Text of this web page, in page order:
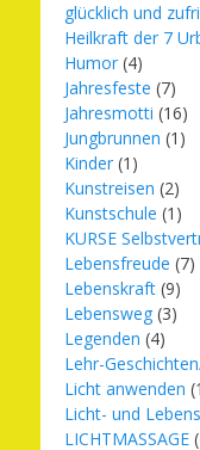
glücklich und
Heilkraft der 7
Humor (4)
Jahresfeste (7)
Jahresmotti (16)
Jungbrunnen (1)
Kinder (1)
Kunstreisen (2)
Kunstschule (1)
KURSE
Lebensfreude (7)
Lebenskraft (9)
Lebensweg (3)
Legenden (4)
Lehr-
Licht anwenden
Licht- und
LICHTMASSAGE